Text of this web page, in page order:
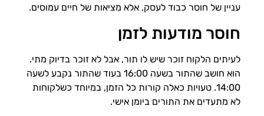
עניין של חוסר כבוד לעסק, אלא מציאות של חיים עמוסים.
חוסר מודעות לזמן
לעיתים הלקוח זוכר שיש לו תור, אבל לא זוכר בדיוק מתי.
הוא חושב שהתור בשעה 16:00 בעוד שהתור נקבע לשעה
14:00. טעויות כאלה קורות כל הזמן, במיוחד כשלקוחות
לא מתעדים את התורים ביומן אישי.